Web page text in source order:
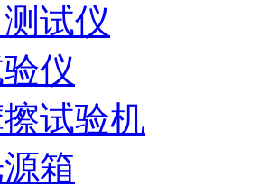
试仪
仪
试验机
箱